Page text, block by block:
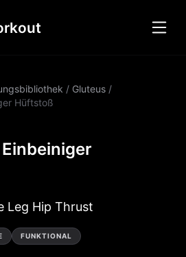
/ Gluteus /
Hüftstoß
Leg Hip Thrust
FUNKTIONAL